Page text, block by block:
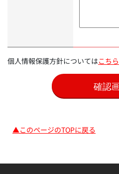
個人情報保護方針についてはこちら
▲このページのTOPに戻る